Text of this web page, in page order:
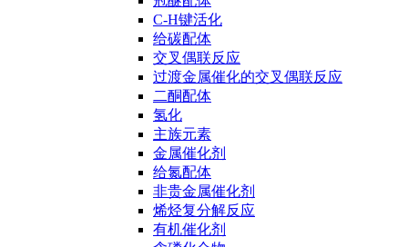
C-H键活化
给碳配体
交叉偶联反应
过渡金属催化的交叉偶联反应
二酮配体
氢化
主族元素
金属催化剂
给氮配体
非贵金属催化剂
烯烃复分解反应
有机催化剂